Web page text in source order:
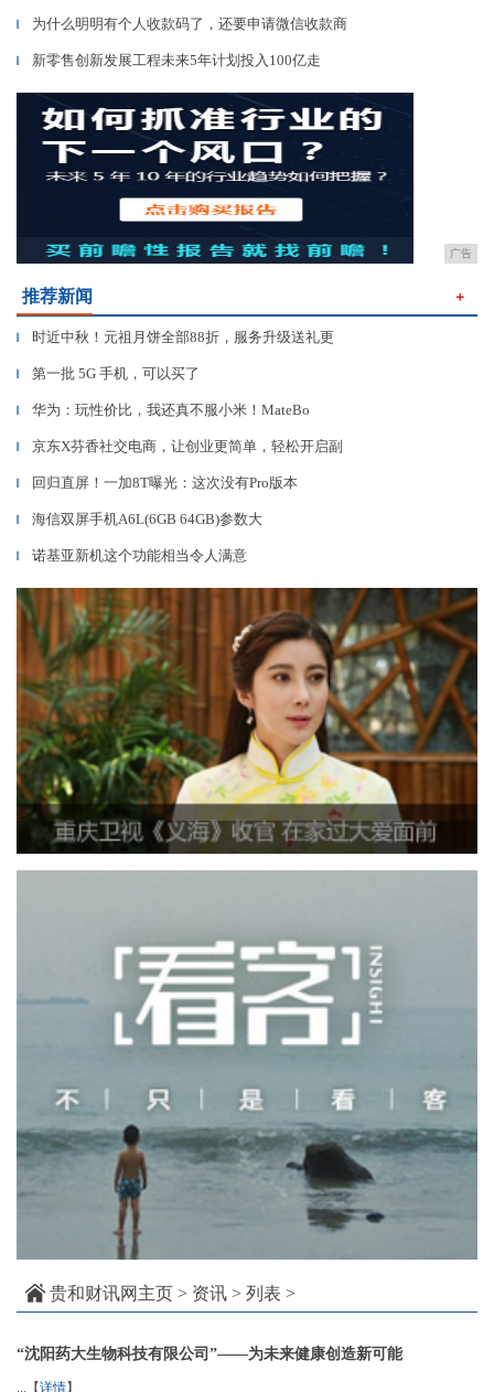
▎ 为什么明明有个人收款码了，还要申请微信收款商
▎ 新零售创新发展工程未来5年计划投入100亿走
广告
推荐新闻 ＋
▎ 时近中秋！元祖月饼全部88折，服务升级送礼更
▎ 第一批 5G 手机，可以买了
▎ 华为：玩性价比，我还真不服小米！MateBo
▎ 京东X芬香社交电商，让创业更简单，轻松开启副
▎ 回归直屏！一加8T曝光：这次没有Pro版本
▎ 海信双屏手机A6L(6GB 64GB)参数大
▎ 诺基亚新机这个功能相当令人满意
贵和财讯网主页 > 资讯 > 列表 >
“沈阳药大生物科技有限公司”——为未来健康创造新可能
...【详情】